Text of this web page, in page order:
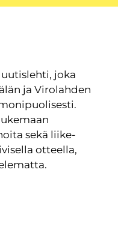
joka
ja Virolahden
sekä liike-
otteella,